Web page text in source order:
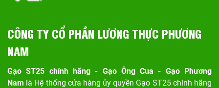
CÔNG TY CỔ PHẦN LƯƠNG THỰC PHƯƠNG
NAM
Gạo ST25 chính hãng - Gạo Ông Cua - Gạo Phương
Nam là Hệ thống cửa hàng ủy quyền Gạo ST25 chính hãng